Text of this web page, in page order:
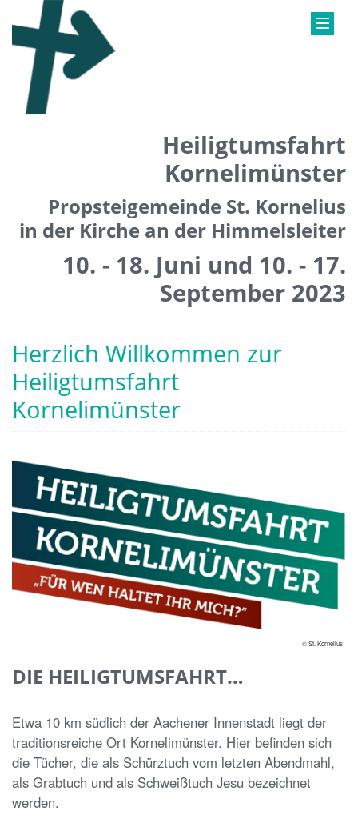
Heiligtumsfahrt
Kornelimünster
Propsteigemeinde St. Kornelius
in der Kirche an der Himmelsleiter
10. - 18. Juni und 10. - 17.
September 2023
Herzlich Willkommen zur
Heiligtumsfahrt
Kornelimünster
© St. Kornelius
DIE HEILIGTUMSFAHRT…
Etwa 10 km südlich der Aachener Innenstadt liegt der
traditionsreiche Ort Kornelimünster. Hier befinden sich
die Tücher, die als Schürztuch vom letzten Abendmahl,
als Grabtuch und als Schweißtuch Jesu bezeichnet
werden.